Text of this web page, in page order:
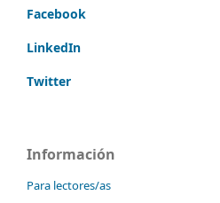
Facebook
LinkedIn
Twitter
Información
Para lectores/as